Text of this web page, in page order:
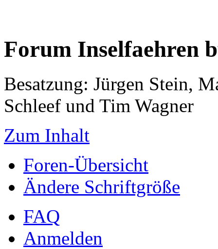
Forum Inselfaehren
Besatzung: Jürgen Stein,
Schleef und Tim Wagner
Zum Inhalt
Foren-Übersicht
Ändere Schriftgröße
FAQ
Anmelden